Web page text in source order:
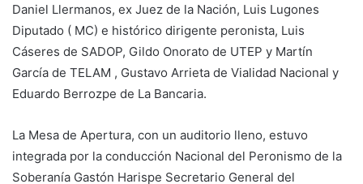
Daniel Llermanos, ex Juez de la Nación, Luis Lugones
Diputado ( MC) e histórico dirigente peronista, Luis
Cáseres de SADOP, Gildo Onorato de UTEP y Martín
García de TELAM , Gustavo Arrieta de Vialidad Nacional y
Eduardo Berrozpe de La Bancaria.
La Mesa de Apertura, con un auditorio lleno, estuvo
integrada por la conducción Nacional del Peronismo de la
Soberanía Gastón Harispe Secretario General del